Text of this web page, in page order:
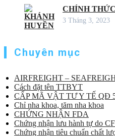
CHÍNH
3 Tháng 3, 2023
Chuyên mục
AIRFREIGHT –
Cách đặt tên TTBYT
CẤP MÃ VẬT TƯ Y TẾ QĐ
Chỉ nha khoa, tăm nha khoa
CHỨNG NHẬN FDA
Chứng nhận lưu hành tự do
Chứng nhận tiêu chuẩn chất